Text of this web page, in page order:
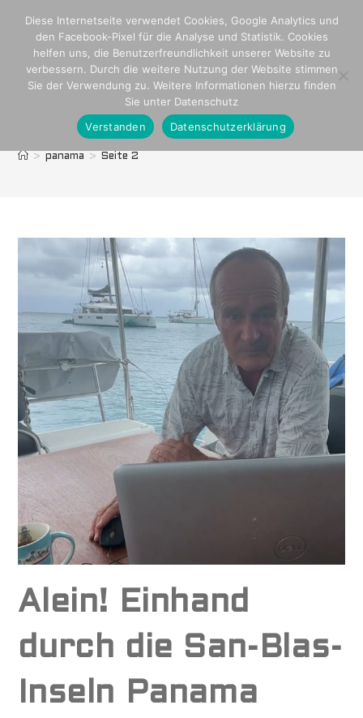
springen
panama
> panama > Seite 2
Alein! Einhand
durch die San-Blas-
Inseln Panama
Diese Internetseite verwendet Cookies, Google Analytics und
den Facebook-Pixel für die Analyse und Statistik. Cookies
helfen uns, die Benutzerfreundlichkeit unserer Website zu
verbessern. Durch die weitere Nutzung der Website stimmen
Sie der Verwendung zu. Weitere Informationen hierzu finden
Sie unter Datenschutz
Verstanden
Datenschutzerklärung